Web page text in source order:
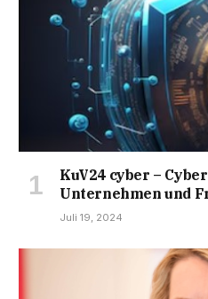
KuV24 cyber –
Unternehmen und
Juli 19, 2024